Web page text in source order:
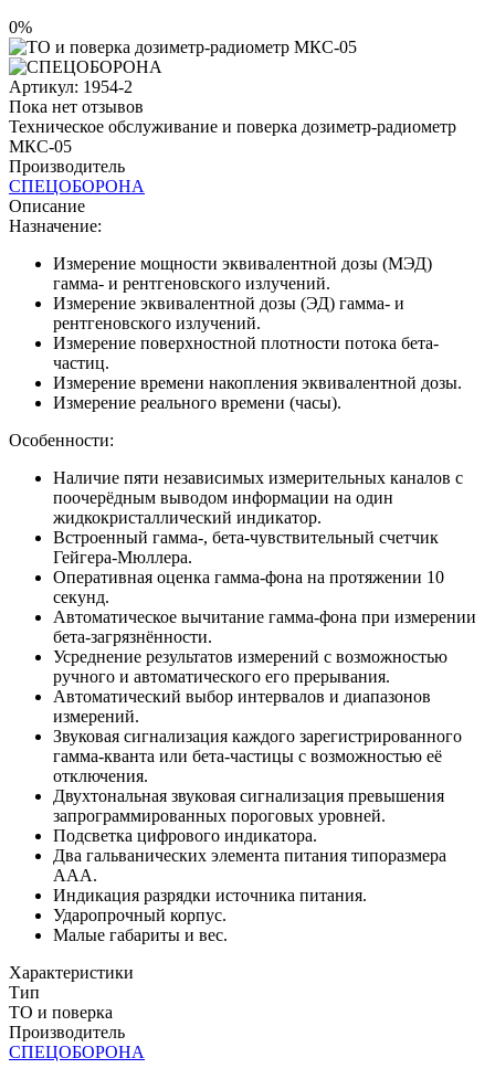
0%
Артикул: 1954-2
Пока нет отзывов
Техническое обслуживание и поверка дозиметр-радиометр
МКС-05
Производитель
СПЕЦОБОРОНА
Описание
Назначение:
Измерение мощности эквивалентной дозы (МЭД)
гамма- и рентгеновского излучений.
Измерение эквивалентной дозы (ЭД) гамма- и
рентгеновского излучений.
Измерение поверхностной плотности потока бета-
частиц.
Измерение времени накопления эквивалентной дозы.
Измерение реального времени (часы).
Особенности:
Наличие пяти независимых измерительных каналов с
поочерёдным выводом информации на один
жидкокристаллический индикатор.
Встроенный гамма-, бета-чувствительный счетчик
Гейгера-Мюллера.
Оперативная оценка гамма-фона на протяжении 10
секунд.
Автоматическое вычитание гамма-фона при измерении
бета-загрязнённости.
Усреднение результатов измерений с возможностью
ручного и автоматического его прерывания.
Автоматический выбор интервалов и диапазонов
измерений.
Звуковая сигнализация каждого зарегистрированного
гамма-кванта или бета-частицы c возможностью её
отключения.
Двухтональная звуковая сигнализация превышения
запрограммированных пороговых уровней.
Подсветка цифрового индикатора.
Два гальванических элемента питания типоразмера
ААА.
Индикация разрядки источника питания.
Ударопрочный корпус.
Малые габариты и вес.
Характеристики
Тип
ТО и поверка
Производитель
СПЕЦОБОРОНА